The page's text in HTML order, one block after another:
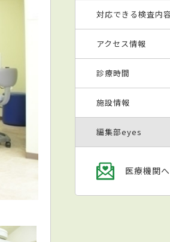
対応できる検査内
アクセス情報
診療時間
施設情報
編集部eyes
医療機関